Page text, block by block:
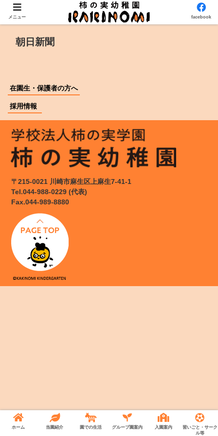
朝日新聞
在園生・保護者の方へ
採用情報
メニュー facebook
ホーム 当園紹介 園での生活 グループ園案内 入園案内
習いごと・サーク
ル等
〒215-0021 川崎市麻生区上麻生7-41-1
Tel.044-988-0229 (代表)
Fax.044-989-8880